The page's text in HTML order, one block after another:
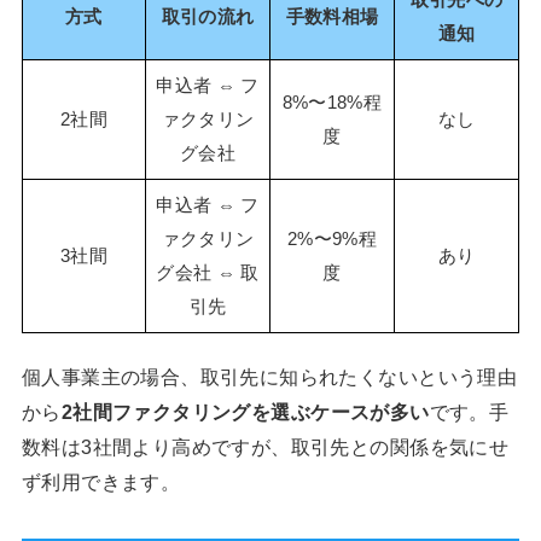
方式 取引の流れ 手数料相場
通知
2社間
申込者 ⇔ フ
ァクタリン
グ会社
8%〜18%程
度
なし
3社間
申込者 ⇔ フ
ァクタリン
グ会社 ⇔ 取
引先
2%〜9%程
度
あり
個人事業主の場合、取引先に知られたくないという理由
から2社間ファクタリングを選ぶケースが多いです。手
数料は3社間より高めですが、取引先との関係を気にせ
ず利用できます。